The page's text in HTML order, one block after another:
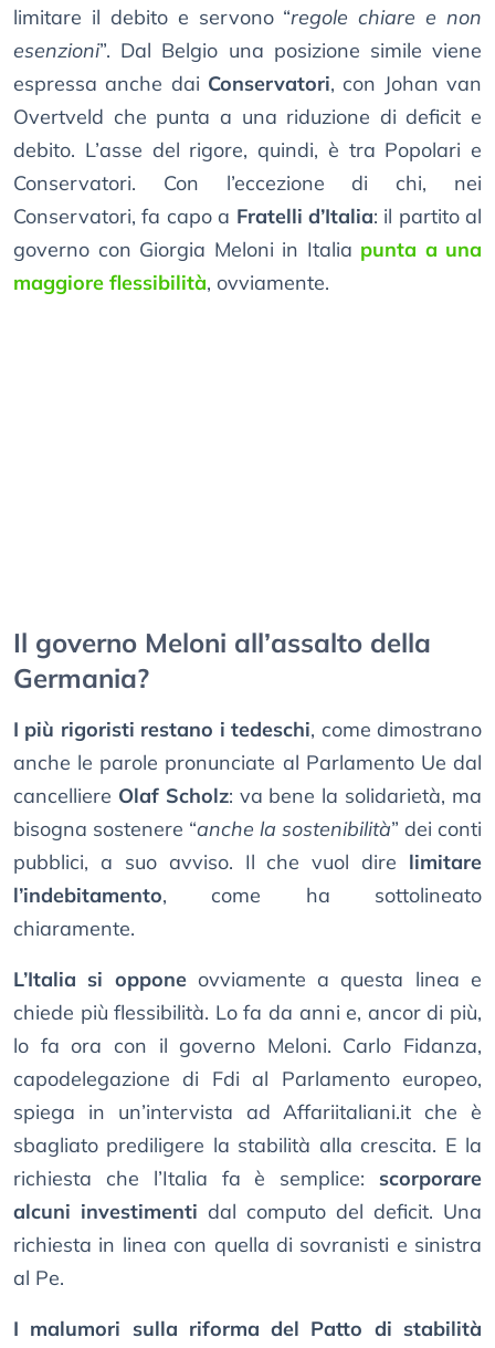
limitare il debito e servono “regole chiare e non
esenzioni”. Dal Belgio una posizione simile viene
espressa anche dai Conservatori, con Johan van
Overtveld che punta a una riduzione di deficit e
debito. L’asse del rigore, quindi, è tra Popolari e
Conservatori. Con l’eccezione di chi, nei
Conservatori, fa capo a Fratelli d’Italia: il partito al
governo con Giorgia Meloni in Italia punta a una
maggiore flessibilità, ovviamente.
Il governo Meloni all’assalto della
Germania?
I più rigoristi restano i tedeschi, come dimostrano
anche le parole pronunciate al Parlamento Ue dal
cancelliere Olaf Scholz: va bene la solidarietà, ma
bisogna sostenere “anche la sostenibilità” dei conti
pubblici, a suo avviso. Il che vuol dire limitare
l’indebitamento, come ha sottolineato
chiaramente.
L’Italia si opponeovviamente a questa linea e
chiede più flessibilità. Lo fa da anni e, ancor di più,
lo fa ora con il governo Meloni. Carlo Fidanza,
capodelegazione di Fdi al Parlamento europeo,
spiega in un’intervista ad Affariitaliani.it che è
sbagliato prediligere la stabilità alla crescita. E la
richiesta che l’Italia fa è semplice: scorporare
alcuni investimenti dal computo del deficit. Una
richiesta in linea con quella di sovranisti e sinistra
al Pe.
I malumori sulla riforma del Patto di stabilità